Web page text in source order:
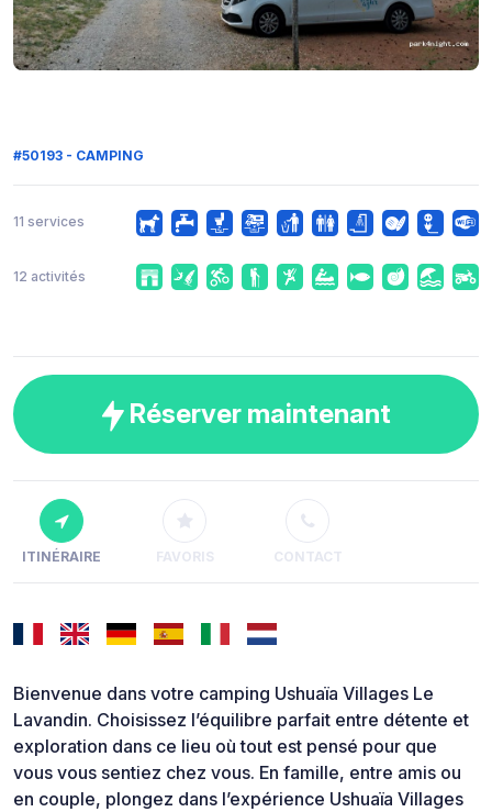
#50193 - CAMPING
11 services
12 activités
Réserver maintenant
ITINÉRAIRE FAVORIS CONTACT
Bienvenue dans votre camping Ushuaïa Villages Le
Lavandin. Choisissez l’équilibre parfait entre détente et
exploration dans ce lieu où tout est pensé pour que
vous vous sentiez chez vous. En famille, entre amis ou
en couple, plongez dans l’expérience Ushuaïa Villages